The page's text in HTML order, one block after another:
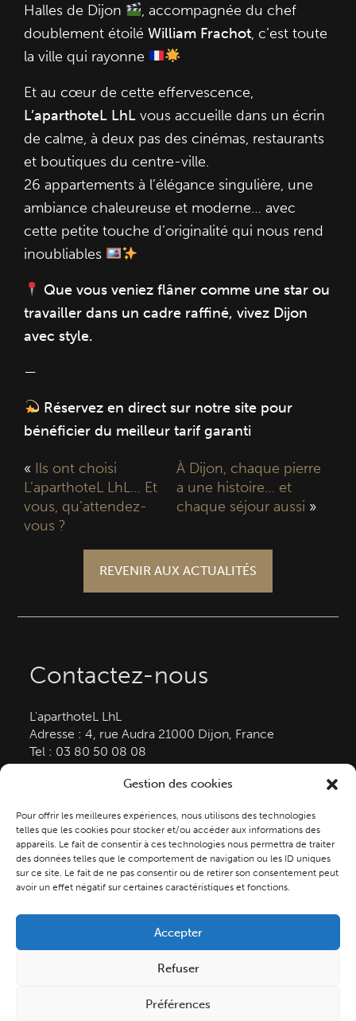
Gestion des cookies
Pour offrir les meilleures expériences, nous utilisons des technologies
telles que les cookies pour stocker et/ou accéder aux informations des
appareils. Le fait de consentir à ces technologies nous permettra de traiter
des données telles que le comportement de navigation ou les ID uniques
sur ce site. Le fait de ne pas consentir ou de retirer son consentement peut
avoir un effet négatif sur certaines caractéristiques et fonctions.
Accepter
Refuser
Préférences
Halles de Dijon
, accompagnée du chef
doublement étoilé William Frachot, c’est toute
la ville qui rayonne
Et au cœur de cette effervescence,
L’aparthoteL LhL vous accueille dans un écrin
de calme, à deux pas des cinémas, restaurants
et boutiques du centre-ville.
26 appartements à l’élégance singulière, une
ambiance chaleureuse et moderne… avec
cette petite touche d’originalité qui nous rend
inoubliables
Que vous veniez flâner comme une star ou
travailler dans un cadre raffiné, vivez Dijon
avec style.
—
Réservez en direct sur notre site pour
bénéficier du meilleur tarif garanti
« Ils ont choisi
L’aparthoteL LhL… Et
vous, qu’attendez-
vous ?
À Dijon, chaque pierre
a une histoire… et
chaque séjour aussi »
REVENIR AUX ACTUALITÉS
Contactez-nous
L'aparthoteL LhL
Adresse :4, rue Audra 21000 Dijon, France
Tel : 03 80 50 08 08
E-mail :contact@aparthotel-dijon.com
Mentions légales
Politique de confidentialité
CGV
Politique des Cookies
Made with
by i-com